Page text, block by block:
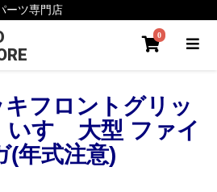
ーツ専門店
0
キフロントグリッ
すゞ大型 ファイ
(年式注意)